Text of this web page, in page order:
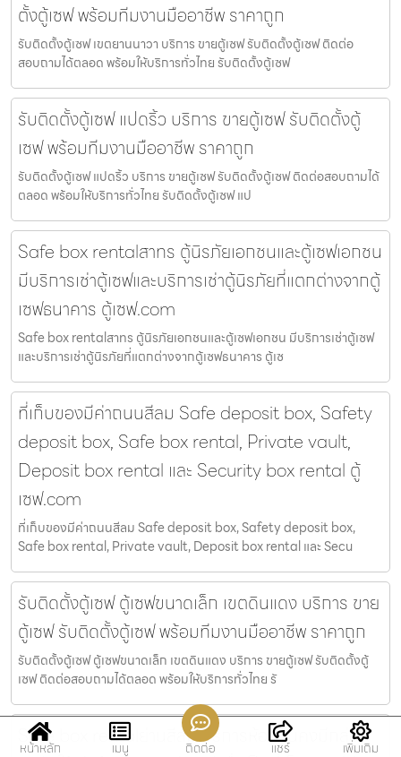
ตั้งตู้เซฟ พร้อมทีมงานมืออาชีพ ราคาถูก
รับติดตั้งตู้เซฟ เขตยานนาวา บริการ ขายตู้เซฟ รับติดตั้งตู้เซฟ ติดต่อ
สอบถามได้ตลอด พร้อมให้บริการทั่วไทย รับติดตั้งตู้เซฟ
รับติดตั้งตู้เซฟ แปดริ้ว บริการ ขายตู้เซฟ รับติดตั้งตู้
เซฟ พร้อมทีมงานมืออาชีพ ราคาถูก
รับติดตั้งตู้เซฟ แปดริ้ว บริการ ขายตู้เซฟ รับติดตั้งตู้เซฟ ติดต่อสอบถามได้
ตลอด พร้อมให้บริการทั่วไทย รับติดตั้งตู้เซฟ แป
Safe box rentalสาทร ตู้นิรภัยเอกชนและตู้เซฟเอกชน
มีบริการเช่าตู้เซฟและบริการเช่าตู้นิรภัยที่แตกต่างจากตู้
เซฟธนาคาร ตู้เซฟ.com
Safe box rentalสาทร ตู้นิรภัยเอกชนและตู้เซฟเอกชน มีบริการเช่าตู้เซฟ
และบริการเช่าตู้นิรภัยที่แตกต่างจากตู้เซฟธนาคาร ตู้เซ
ที่เก็บของมีค่าถนนสีลม Safe deposit box, Safety
deposit box, Safe box rental, Private vault,
Deposit box rental และ Security box rental ตู้
เซฟ.com
ที่เก็บของมีค่าถนนสีลม Safe deposit box, Safety deposit box,
Safe box rental, Private vault, Deposit box rental และ Secu
รับติดตั้งตู้เซฟ ตู้เซฟขนาดเล็ก เขตดินแดง บริการ ขาย
ตู้เซฟ รับติดตั้งตู้เซฟ พร้อมทีมงานมืออาชีพ ราคาถูก
รับติดตั้งตู้เซฟ ตู้เซฟขนาดเล็ก เขตดินแดง บริการ ขายตู้เซฟ รับติดตั้งตู้
เซฟ ติดต่อสอบถามได้ตลอด พร้อมให้บริการทั่วไทย รั
Safe box rentalย่านสีลม บริการห้องมั่นคงมีกล่อง
หน้าหลัก เมนู ติดต่อ แชร์ เพิ่มเติม